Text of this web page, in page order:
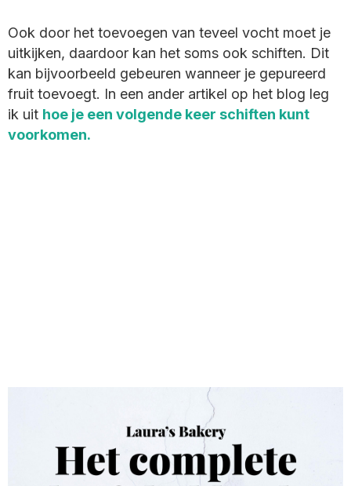
Ook door het toevoegen van teveel vocht moet je
uitkijken, daardoor kan het soms ook schiften. Dit
kan bijvoorbeeld gebeuren wanneer je gepureerd
fruit toevoegt. In een ander artikel op het blog leg
ik uit hoe je een volgende keer schiften kunt
voorkomen.